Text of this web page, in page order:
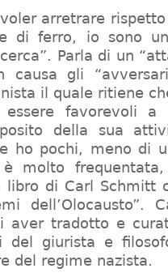
arretrare
di ferro, io sono
Parla di un
causa gli
il quale ritiene
favorevoli a
della sua
ho pochi, meno di
è molto
libro di Carl Schmitt
dell’Olocausto”.
aver tradotto e
del giurista e
del regime nazista.